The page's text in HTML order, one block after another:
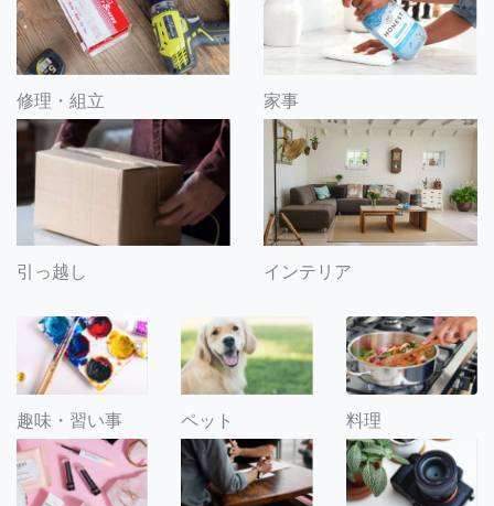
修理・組立 家事
引っ越し インテリア
趣味・習い事 ペット 料理